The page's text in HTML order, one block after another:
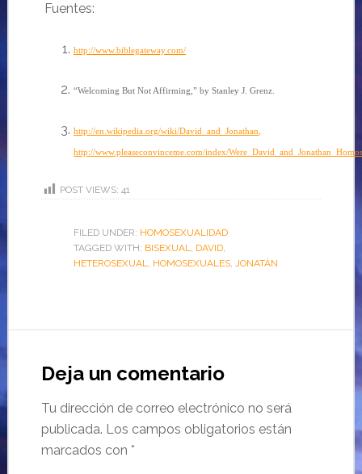
Fuentes:
http://www.biblegateway.com/
“Welcoming But Not Affirming,” by Stanley J. Grenz.
http://en.wikipedia.org/wiki/David_and_Jonathan,
http://www.pleaseconvinceme.com/index/
POST VIEWS: 41
FILED UNDER: HOMOSEXUALIDAD
TAGGED WITH: BISEXUAL, DAVID,
HETEROSEXUAL, HOMOSEXUALES, JONATÁN
Deja un comentario
Tu dirección de correo electrónico no será
publicada. Los campos obligatorios están
marcados con *